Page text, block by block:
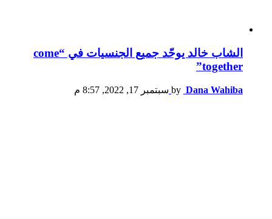
الشاب خالد يوحّد جميع الجنسيات في “come
together”
by Dana Wahiba سبتمبر 17, 2022, 8:57 م